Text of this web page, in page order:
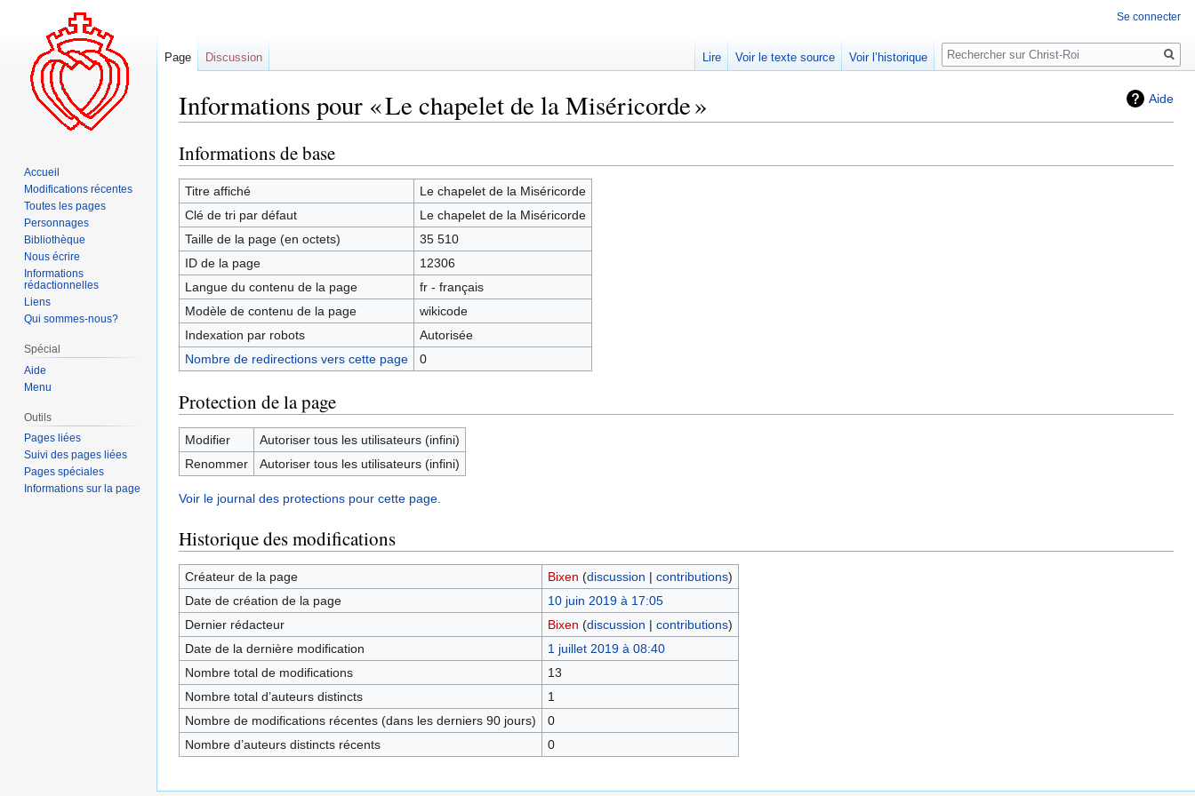
Aide
Informations pour « Le chapelet de la Miséricorde »
Aller
à
la
navigation
Aller
à
la
recherche
Informations de base
Titre affiché
Le chapelet de la Miséricorde
Clé de tri par défaut
Le chapelet de la Miséricorde
Taille de la page (en octets)
35 510
ID de la page
12306
Langue du contenu de la page
fr - français
Modèle de contenu de la page
wikicode
Indexation par robots
Autorisée
Nombre de redirections vers cette page
0
Protection de la page
Modifier
Autoriser tous les utilisateurs (infini)
Renommer
Autoriser tous les utilisateurs (infini)
Voir le journal des protections pour cette page.
Historique des modifications
Créateur de la page Bixen (discussion | contributions)
Date de création de la page
10 juin 2019 à 17:05
Dernier rédacteur
Bixen (discussion | contributions)
Date de la dernière modification
1 juillet 2019 à 08:40
Nombre total de modifications
13
Nombre total d’auteurs distincts
1
Nombre de modifications récentes (dans les derniers 90 jours)
0
Nombre d’auteurs distincts récents
0
Se connecter
Page Discussion Lire Voir le texte source Voir l’historique
Rechercher
Accueil
Modifications récentes
Toutes les pages
Personnages
Bibliothèque
Nous écrire
Informations
rédactionnelles
Liens
Qui sommes-nous?
Spécial
Aide
Menu
Outils
Pages liées
Suivi des pages liées
Pages spéciales
Informations sur la page